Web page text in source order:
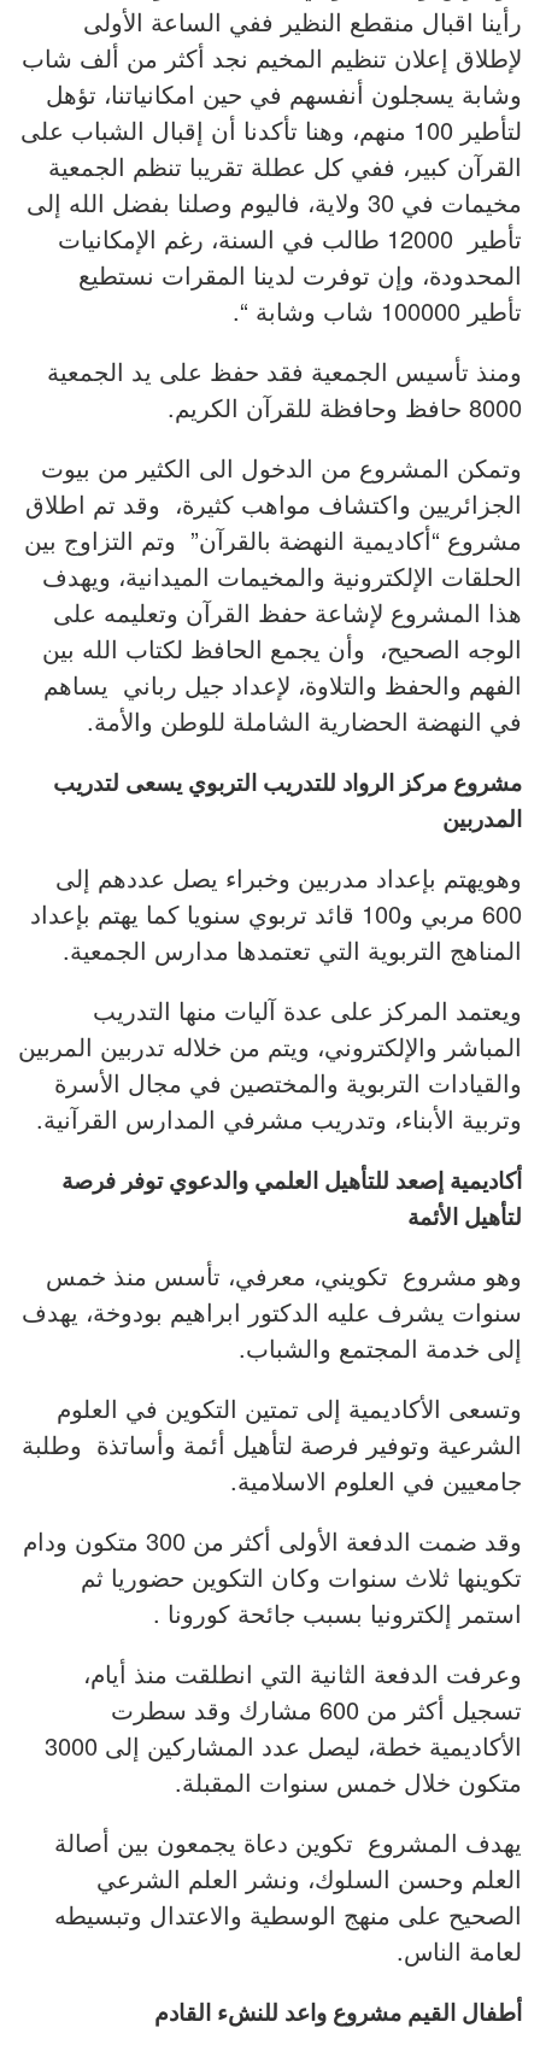
رأينا اقبال منقطع النظير ففي الساعة الأولى
لإطلاق إعلان تنظيم المخيم نجد أكثر من ألف شاب
وشابة يسجلون أنفسهم في حين امكانياتنا، تؤهل
لتأطير 100 منهم، وهنا تأكدنا أن إقبال الشباب على
القرآن كبير، ففي كل عطلة تقريبا تنظم الجمعية
مخيمات في 30 ولاية، فاليوم وصلنا بفضل الله إلى
تأطير 12000 طالب في السنة، رغم الإمكانيات
المحدودة، وإن توفرت لدينا المقرات نستطيع
تأطير 100000 شاب وشابة “.
ومنذ تأسيس الجمعية فقد حفظ على يد الجمعية
8000 حافظ وحافظة للقرآن الكريم.
وتمكن المشروع من الدخول الى الكثير من بيوت
الجزائريين واكتشاف مواهب كثيرة، وقد تم اطلاق
مشروع “أكاديمية النهضة بالقرآن” وتم التزاوج بين
الحلقات الإلكترونية والمخيمات الميدانية، ويهدف
هذا المشروع لإشاعة حفظ القرآن وتعليمه على
الوجه الصحيح، وأن يجمع الحافظ لكتاب الله بين
الفهم والحفظ والتلاوة، لإعداد جيل رباني يساهم
في النهضة الحضارية الشاملة للوطن والأمة.
مشروع مركز الرواد للتدريب التربوي يسعى لتدريب
المدربين
وهويهتم بإعداد مدربين وخبراء يصل عددهم إلى
600 مربي و100 قائد تربوي سنويا كما يهتم بإعداد
المناهج التربوية التي تعتمدها مدارس الجمعية.
ويعتمد المركز على عدة آليات منها التدريب
المباشر والإلكتروني، ويتم من خلاله تدربين المربين
والقيادات التربوية والمختصين في مجال الأسرة
وتربية الأبناء، وتدريب مشرفي المدارس القرآنية.
أكاديمية إصعد للتأهيل العلمي والدعوي توفر فرصة
لتأهيل الأئمة
وهو مشروع تكويني، معرفي، تأسس منذ خمس
سنوات يشرف عليه الدكتور ابراهيم بودوخة، يهدف
إلى خدمة المجتمع والشباب.
وتسعى الأكاديمية إلى تمتين التكوين في العلوم
الشرعية وتوفير فرصة لتأهيل أئمة وأساتذة وطلبة
جامعيين في العلوم الاسلامية.
وقد ضمت الدفعة الأولى أكثر من 300 متكون ودام
تكوينها ثلاث سنوات وكان التكوين حضوريا ثم
استمر إلكترونيا بسبب جائحة كورونا .
وعرفت الدفعة الثانية التي انطلقت منذ أيام،
تسجيل أكثر من 600 مشارك وقد سطرت
الأكاديمية خطة، ليصل عدد المشاركين إلى 3000
متكون خلال خمس سنوات المقبلة.
يهدف المشروع تكوين دعاة يجمعون بين أصالة
العلم وحسن السلوك، ونشر العلم الشرعي
الصحيح على منهج الوسطية والاعتدال وتبسيطه
لعامة الناس.
أطفال القيم مشروع واعد للنشء القادم